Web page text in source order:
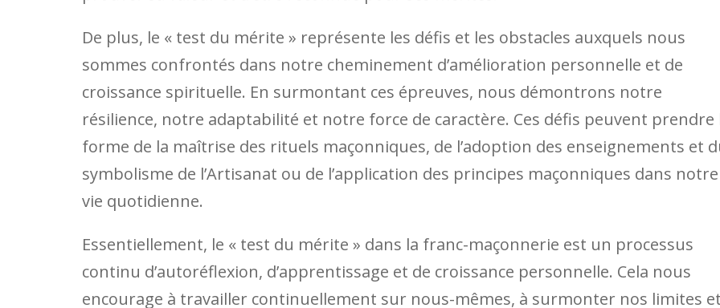
De plus, le « test du mérite » représente les défis et les obstacles auxquels nous
sommes confrontés dans notre cheminement d’amélioration personnelle et de
croissance spirituelle. En surmontant ces épreuves, nous démontrons notre
résilience, notre adaptabilité et notre force de caractère. Ces défis peuvent prendre
forme de la maîtrise des rituels maçonniques, de l’adoption des enseignements et
symbolisme de l’Artisanat ou de l’application des principes maçonniques dans notre
vie quotidienne.
Essentiellement, le « test du mérite » dans la franc-maçonnerie est un processus
continu d’autoréflexion, d’apprentissage et de croissance personnelle. Cela nous
encourage à travailler continuellement sur nous-mêmes, à surmonter nos limites